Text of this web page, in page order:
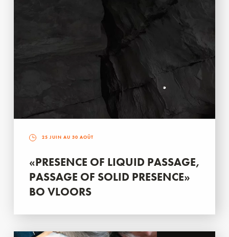
25 JUIN AU 30 AOÛT
«PRESENCE OF LIQUID PASSAGE,
PASSAGE OF SOLID PRESENCE»
BO VLOORS